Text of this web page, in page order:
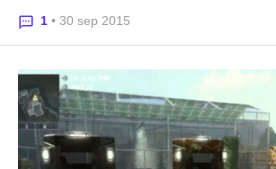
1 • 30 sep 2015